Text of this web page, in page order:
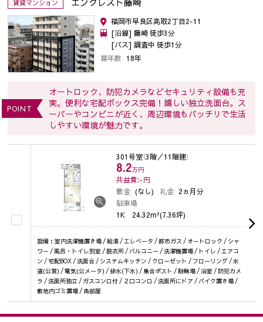
賃貸マンション
福岡市早良区高取2丁目2-11
[沿線] 藤崎 徒歩3分
[バス] 調査中 徒歩1分
築年数 18年
POINT
オートロック、防犯カメラなどセキュリティ設備も充
実。便利な宅配ボックス完備！嬉しい独立洗面台。ス
ーパーやコンビニが近く、周辺環境もバッチリで生活
しやすい環境が魅力です。
301号室（3階／11階建）
8.2万円
共益費:-円
敷金 (なし) 礼金 2ヵ月分
駐車場
1K 24.32m²(7.36坪)
設備：室内洗濯機置き場 / 給湯 / エレベータ / 都市ガス / オートロック / シャ
ワー / 風呂・トイレ別室 / 脱衣所 / バルコニー / 洗濯機置場 / トイレ / エアコ
ン / 宅配BOX / 洗面台 / システムキッチン / クローゼット / フローリング / 水
道(公営) / 電気(公メータ) / 排水(下水) / 集合ポスト / 駐輪場 / 浴室 / 防犯カメ
ラ / 洗面所独立 / ガスコンロ付 / ２口コンロ / 洗面所にドア / バイク置き場 /
敷地内ゴミ置場 / 角部屋